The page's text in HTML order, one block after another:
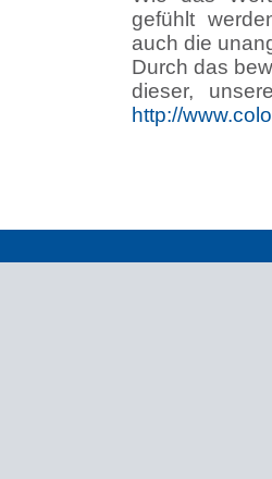
gefühlt
auch die
Durch das
dieser,
http://